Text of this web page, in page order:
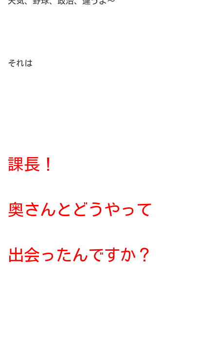
それは
課長！
奥さんとどうやって
出会ったんですか？